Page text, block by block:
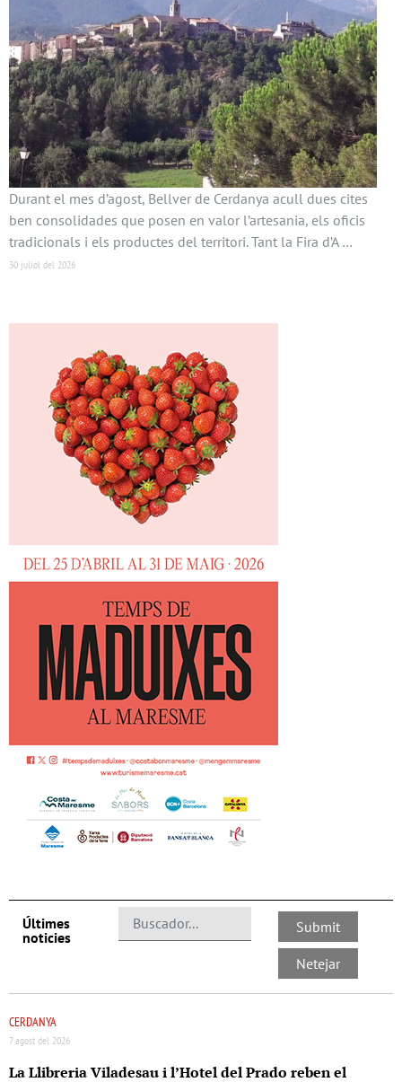
Durant el mes d’agost, Bellver de Cerdanya acull dues cites
ben consolidades que posen en valor l’artesania, els oficis
tradicionals i els productes del territori. Tant la Fira d’A …
30 juliol del 2026
Últimes
noticies
CERDANYA
7 agost del 2026
La Llibreria Viladesau i l’Hotel del Prado reben el